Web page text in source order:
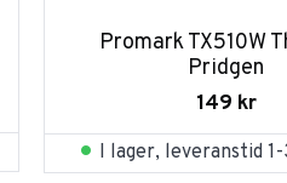
Promark TX510W
Pridgen
149 kr
I lager, leveranstid